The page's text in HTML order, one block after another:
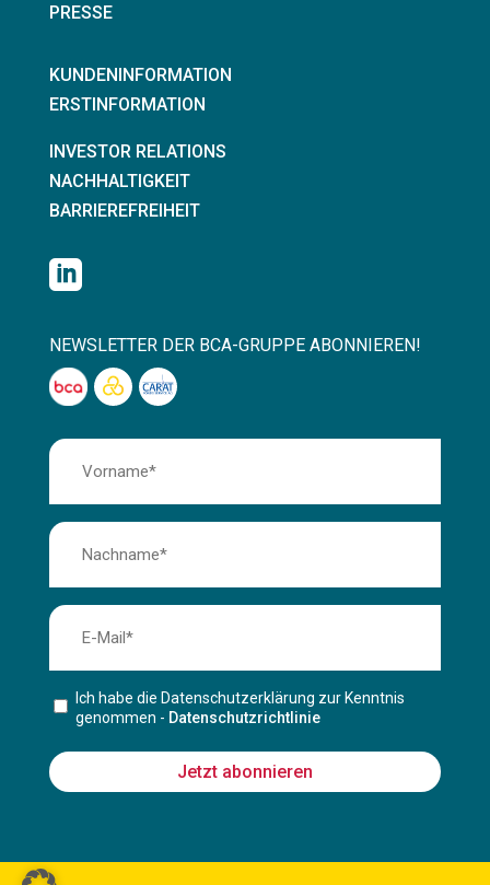
PRESSE
KUNDENINFORMATION
ERSTINFORMATION
INVESTOR RELATIONS
NACHHALTIGKEIT
BARRIEREFREIHEIT

NEWSLETTER DER BCA-GRUPPE ABONNIEREN!
Ich habe die Datenschutzerklärung zur Kenntnis
genommen - Datenschutzrichtlinie
Jetzt abonnieren